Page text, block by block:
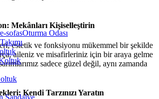
Mekânları Kişiselleştirin
estetik ve fonksiyonu mükemmel bir şekilde
aileniz ve misafirleriniz için bir araya gelme
sadece güzel değil, aynı zamanda
Kendi Tarzınızı Yaratın
Oturma Odası